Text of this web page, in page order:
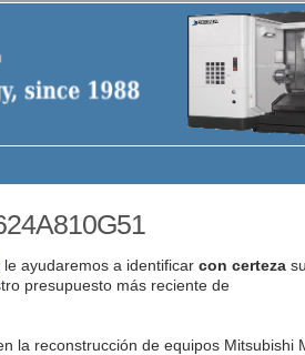
ayudaremos a identificar con certeza
presupuesto más reciente de
la reconstrucción de equipos Mitsubishi